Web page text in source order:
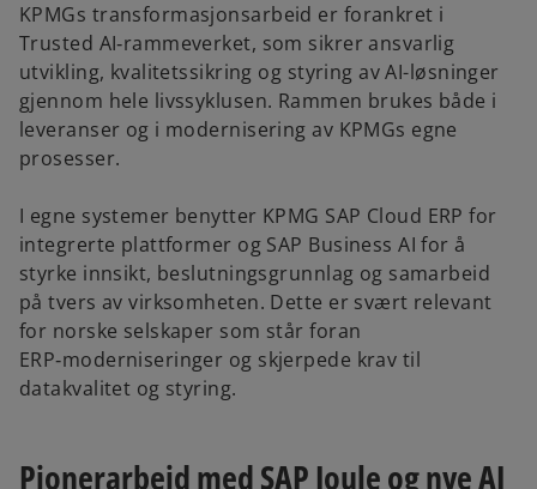
e
o
KPMGs transformasjonsarbeid er forankret i
Trusted AI‑rammeverket, som sikrer ansvarlig
utvikling, kvalitetssikring og styring av AI-løsninger
gjennom hele livssyklusen. Rammen brukes både i
leveranser og i modernisering av KPMGs egne
prosesser.
I egne systemer benytter KPMG SAP Cloud ERP for
integrerte plattformer og SAP Business AI for å
styrke innsikt, beslutningsgrunnlag og samarbeid
på tvers av virksomheten. Dette er svært relevant
for norske selskaper som står foran
ERP‑moderniseringer og skjerpede krav til
datakvalitet og styring.
Pionerarbeid med SAP Joule og nye AI